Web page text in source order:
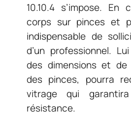
10.10.4 s’impose.
corps sur pinces et
indispensable de
d’un professionnel.
des dimensions et de
des pinces, pourra
vitrage qui
résistance.